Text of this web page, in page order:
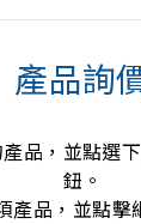
產品詢
品，並點選
鈕。
產品，並點